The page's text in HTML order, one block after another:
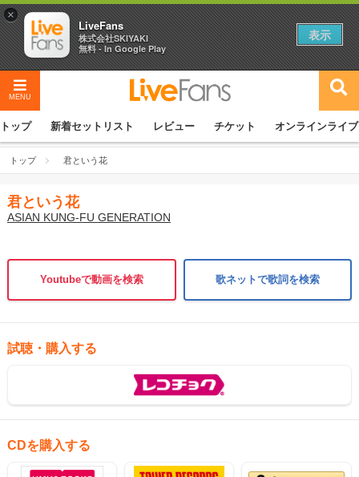
MENU
トップ 新着セットリスト レビュー チケット オンラインライブ
トップ 君という花
君という花
ASIAN KUNG-FU GENERATION
Youtubeで動画を検索 歌ネットで歌詞を検索
試聴・購入する
CDを購入する
×
LiveFans
株式会社SKIYAKI
無料 - In Google Play
表示